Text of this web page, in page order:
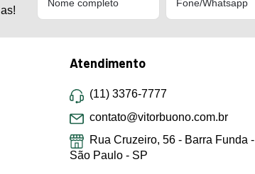
Atendimento
(11) 3376-7777
contato@vitorbuono.com.br
Rua Cruzeiro, 56 - Barra Funda -
São Paulo - SP